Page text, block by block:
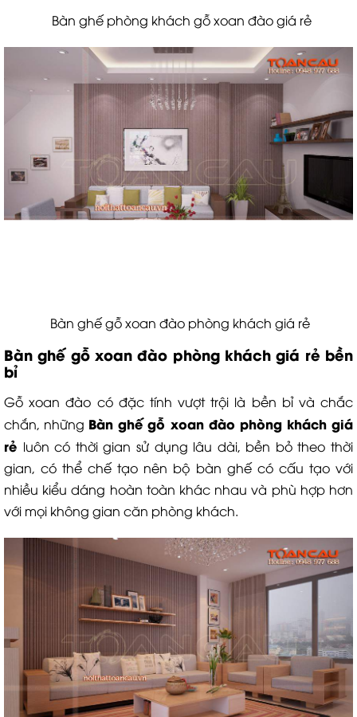
Bàn ghế phòng khách gỗ xoan đào giá rẻ
Bàn ghế gỗ xoan đào phòng khách giá rẻ
Bàn ghế gỗ xoan đào phòng khách giá rẻ bền
bỉ
Gỗ xoan đào có đặc tính vượt trội là bền bỉ và chắc
chắn, những Bàn ghế gỗ xoan đào phòng kháchgiá
rẻ luôn có thời gian sử dụng lâu dài, bền bỏ theo thời
gian, có thể chế tạo nên bộ bàn ghế có cấu tạo với
nhiều kiểu dáng hoàn toàn khác nhau và phù hợp hơn
với mọi không gian căn phòng khách.